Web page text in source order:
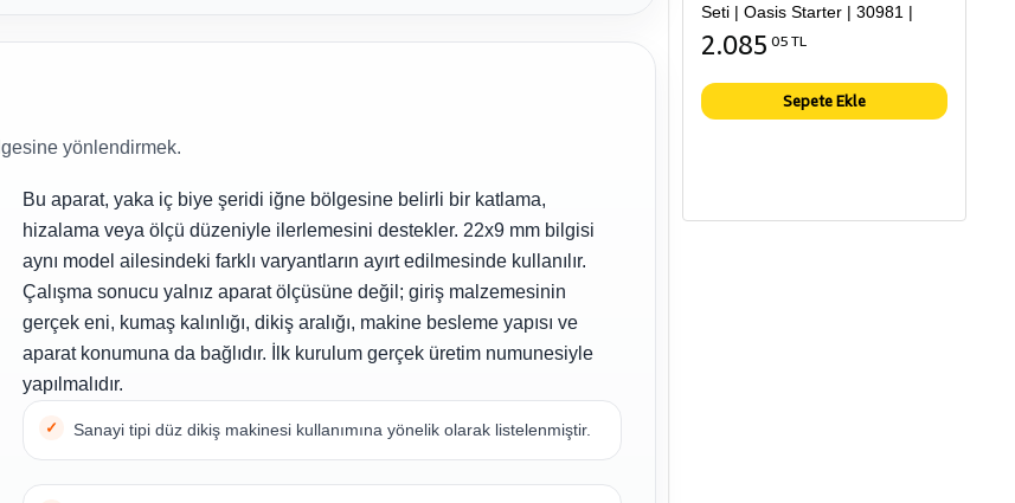
yönlendirmek.
Bu aparat, yaka iç biye şeridi iğne bölgesine belirli bir katlama,
hizalama veya ölçü düzeniyle ilerlemesini destekler. 22x9 mm bilgisi
aynı model ailesindeki farklı varyantların ayırt edilmesinde kullanılır.
Çalışma sonucu yalnız aparat ölçüsüne değil; giriş malzemesinin
gerçek eni, kumaş kalınlığı, dikiş aralığı, makine besleme yapısı ve
aparat konumuna da bağlıdır. İlk kurulum gerçek üretim numunesiyle
yapılmalıdır.
Sanayi tipi düz dikiş makinesi kullanımına yönelik olarak listelenmiştir.
Seti | Oasis Starter | 30981 |
2.085 05 TL
Sepete Ekle